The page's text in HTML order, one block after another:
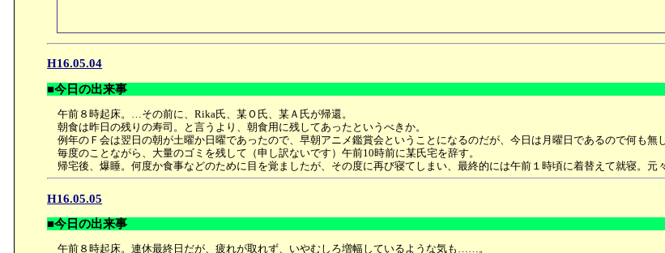
H16.05.04
■今日の出来事
午前８時起床。…その前に、Rika氏、某Ｏ氏、某Ａ氏が帰還。
朝食は昨日の残りの寿司。と言うより、朝食用に残してあったというべきか。
例年のＦ会は翌日の朝が土曜か日曜であったので、早朝アニメ鑑賞会ということになるのだが、今日は月曜日であるので何も無
毎度のことながら、大量のゴミを残して（申し訳ないです）午前10時前に某氏宅を辞す。
帰宅後、爆睡。何度か食事などのために目を覚ましたが、その度に再び寝てしまい、最終的には午前１時頃に着替えて就寝。元
H16.05.05
■今日の出来事
午前８時起床。連休最終日だが、疲れが取れず、いやむしろ増幅しているような気も……。